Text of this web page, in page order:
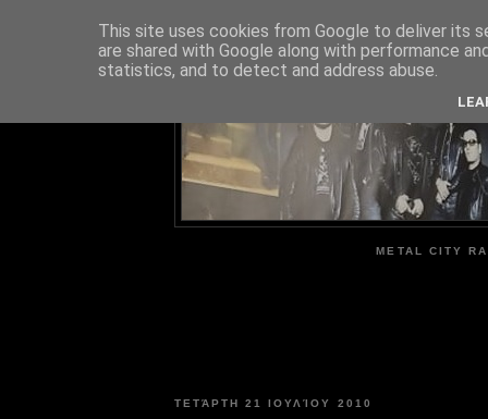
METAL CITY
ΤΕΤΆΡΤΗ 21 ΙΟΥΛΊΟΥ 2010
This site uses cookies from Google to deliver its
are shared with Google along with performance
statistics, and to detect and address abuse.